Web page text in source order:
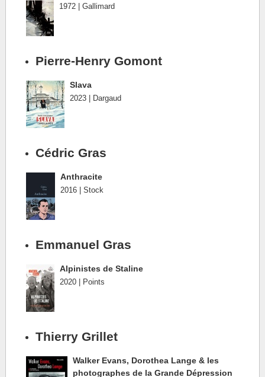
1972 | Gallimard
Pierre-Henry Gomont
Slava
2023 | Dargaud
Cédric Gras
Anthracite
2016 | Stock
Emmanuel Gras
Alpinistes de Staline
2020 | Points
Thierry Grillet
Walker Evans, Dorothea Lange & les
photographes de la Grande Dépression